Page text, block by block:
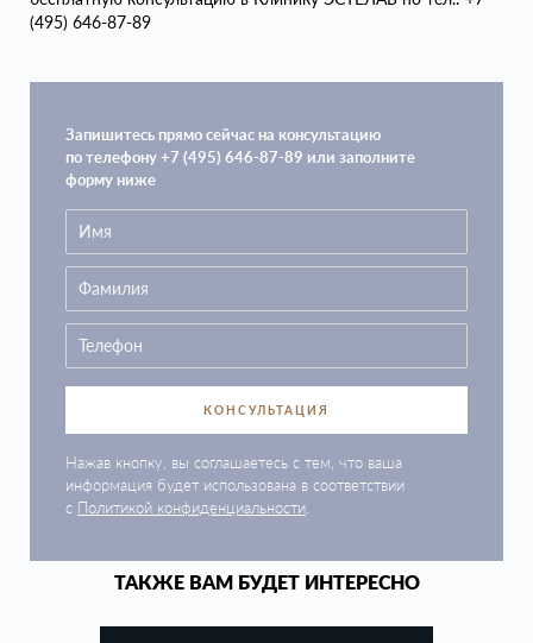
(495) 646-87-89
Запишитесь прямо сейчас на консультацию
по телефону +7 (495) 646-87-89 или заполните
форму ниже
КОНСУЛЬТАЦИЯ
Нажав кнопку, вы соглашаетесь с тем, что ваша
информация будет использована в соответствии
с Политикой конфиденциальности
ТАКЖЕ ВАМ БУДЕТ ИНТЕРЕСНО